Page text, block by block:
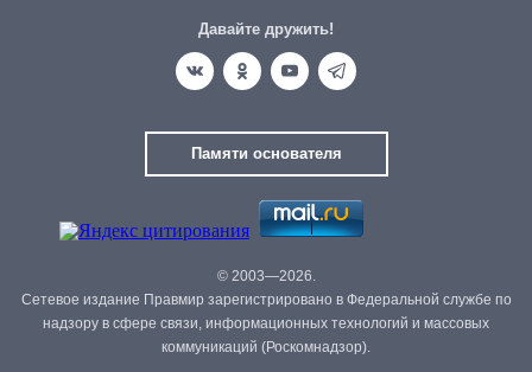
Давайте дружить!
Памяти основателя
© 2003—2026.
Сетевое издание Правмир зарегистрировано в Федеральной службе по
надзору в сфере связи, информационных технологий и массовых
коммуникаций (Роскомнадзор).